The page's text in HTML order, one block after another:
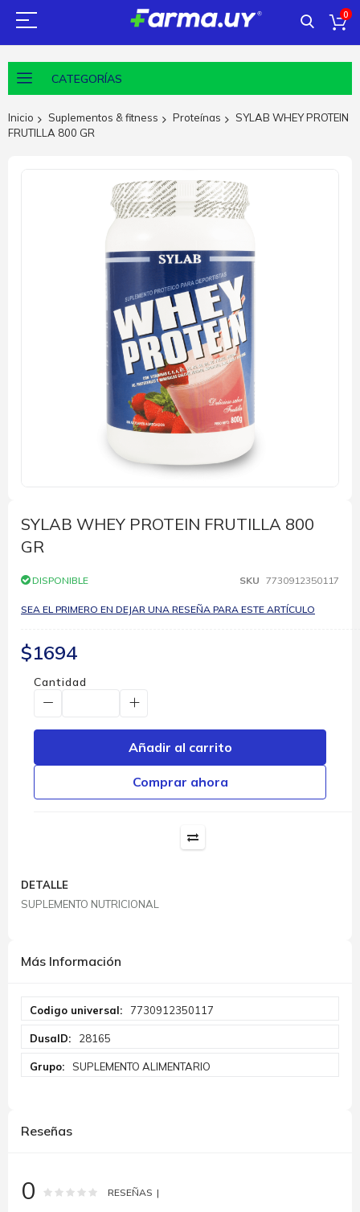
0
CATEGORÍAS
Inicio Suplementos & fitness Proteínas
SYLAB WHEY PROTEIN
FRUTILLA 800 GR
comienzo
de
la
de
imágenes
SYLAB WHEY PROTEIN FRUTILLA 800
GR
DISPONIBLE SKU 7730912350117
SEA EL PRIMERO EN DEJAR UNA RESEÑA PARA ESTE ARTÍCULO
$1694
Cantidad
Añadir al carrito
Comprar ahora
DETALLE
SUPLEMENTO NUTRICIONAL
Más Información
Información
7730912350117
28165
SUPLEMENTO ALIMENTARIO
Reseñas
0 Rating: % of100
RESEÑAS